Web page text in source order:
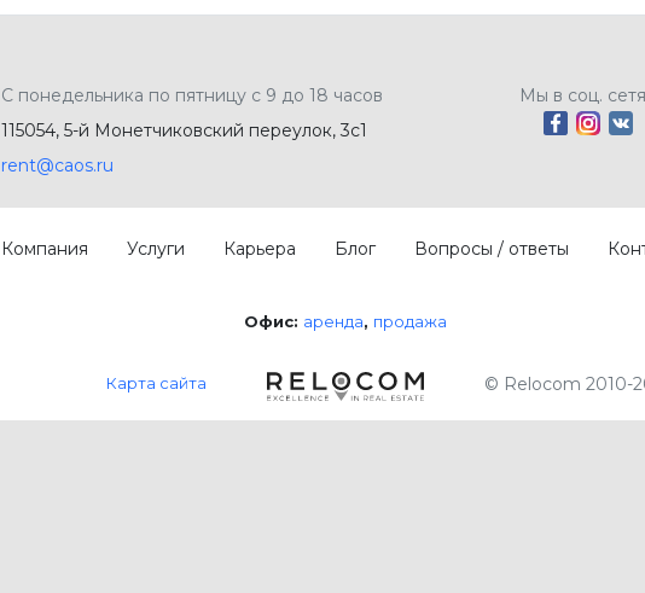
С понедельника по пятницу с 9 до 18 часов
115054, 5-й Монетчиковский переулок, 3с1
rent@caos.ru
Мы в соц.
Компания Услуги Карьера Блог Вопросы / ответы
Офис: аренда продажа
Карта сайта © Relocom 2010-